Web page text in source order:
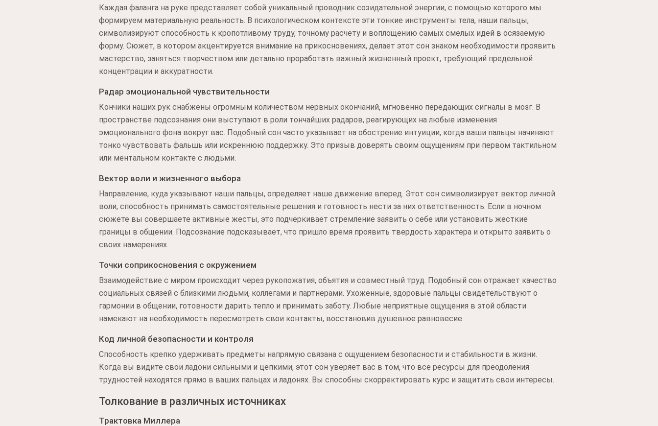
Каждая фаланга на руке представляет собой уникальный проводник созидательной энергии, с помощью которого мы
формируем материальную реальность. В психологическом контексте эти тонкие инструменты тела, наши пальцы,
символизируют способность к кропотливому труду, точному расчету и воплощению самых смелых идей в осязаемую
форму. Сюжет, в котором акцентируется внимание на прикосновениях, делает этот сон знаком необходимости проявить
мастерство, заняться творчеством или детально проработать важный жизненный проект, требующий предельной
концентрации и аккуратности.
Радар эмоциональной чувствительности
Кончики наших рук снабжены огромным количеством нервных окончаний, мгновенно передающих сигналы в мозг. В
пространстве подсознания они выступают в роли тончайших радаров, реагирующих на любые изменения
эмоционального фона вокруг вас. Подобный сон часто указывает на обострение интуиции, когда ваши пальцы начинают
тонко чувствовать фальшь или искреннюю поддержку. Это призыв доверять своим ощущениям при первом тактильном
или ментальном контакте с людьми.
Вектор воли и жизненного выбора
Направление, куда указывают наши пальцы, определяет наше движение вперед. Этот сон символизирует вектор личной
воли, способность принимать самостоятельные решения и готовность нести за них ответственность. Если в ночном
сюжете вы совершаете активные жесты, это подчеркивает стремление заявить о себе или установить жесткие
границы в общении. Подсознание подсказывает, что пришло время проявить твердость характера и открыто заявить о
своих намерениях.
Точки соприкосновения с окружением
Взаимодействие с миром происходит через рукопожатия, объятия и совместный труд. Подобный сон отражает качество
социальных связей с близкими людьми, коллегами и партнерами. Ухоженные, здоровые пальцы свидетельствуют о
гармонии в общении, готовности дарить тепло и принимать заботу. Любые неприятные ощущения в этой области
намекают на необходимость пересмотреть свои контакты, восстановив душевное равновесие.
Код личной безопасности и контроля
Способность крепко удерживать предметы напрямую связана с ощущением безопасности и стабильности в жизни.
Когда вы видите свои ладони сильными и цепкими, этот сон уверяет вас в том, что все ресурсы для преодоления
трудностей находятся прямо в ваших пальцах и ладонях. Вы способны скорректировать курс и защитить свои интересы.
Толкование в различных источниках
Трактовка Миллера